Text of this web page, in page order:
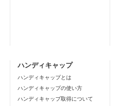
ハンディキャップ
ハンディキャップとは
ハンディキャップの使い方
ハンディキャップ取得について